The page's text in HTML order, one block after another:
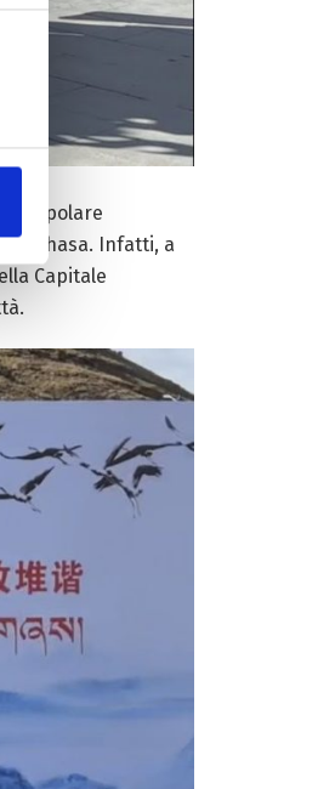
popolare
di Lhasa. Infatti, a
Capitale